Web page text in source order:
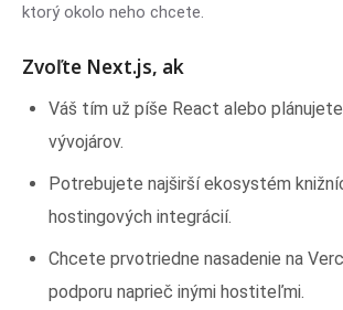
ktorý okolo neho chcete.
Zvoľte Next.js, ak
Váš tím už píše React alebo
vývojárov.
Potrebujete najširší ekosystém
hostingových integrácií.
Chcete prvotriedne nasadenie na
podporu naprieč inými hostiteľmi.